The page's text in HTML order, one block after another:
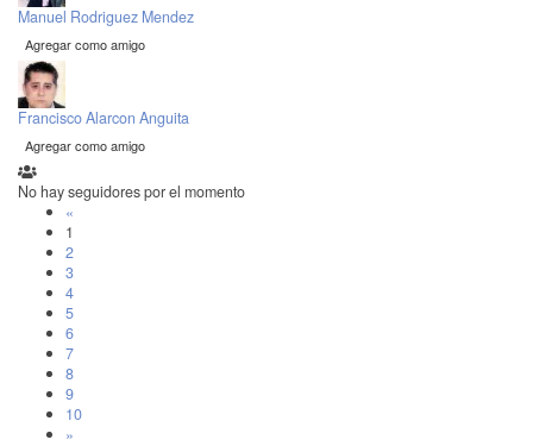
Manuel Rodriguez Mendez
Agregar como amigo
Francisco Alarcon Anguita
Agregar como amigo
No hay seguidores por el momento
«
1
2
3
4
5
6
7
8
9
10
»